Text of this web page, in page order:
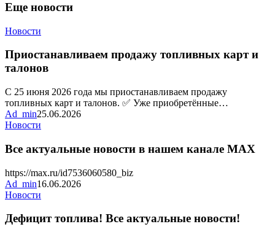
Еще новости
Новости
топливных
и
Приостанавливаем продажу топливных карт и
талонов
С 25 июня 2026 года мы приостанавливаем продажу
топливных карт и талонов. ✅ Уже приобретённые…
Ad_min25.06.2026
Новости
новости
в
нашем
канале
MAX
Все актуальные новости в нашем канале MAX
https://max.ru/id7536060580_biz
Ad_min16.06.2026
Новости
Все
Дефицит топлива! Все актуальные новости!